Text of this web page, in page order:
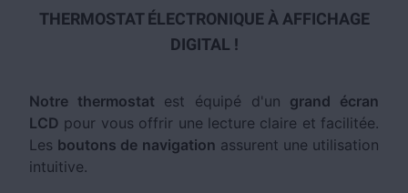
THERMOSTAT ÉLECTRONIQUE À AFFICHAGE
DIGITAL !
Notre thermostat est équipé d'un grand écran
LCD pour vous offrir une lecture claire et facilitée.
Les boutons de navigation assurent une utilisation
intuitive.